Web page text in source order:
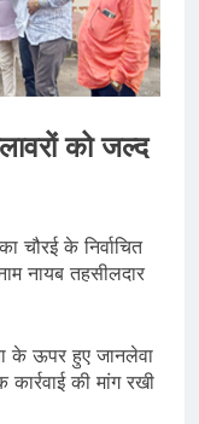
को जल्द
चौरई के निर्वाचित
नायब तहसीलदार
के ऊपर हुए जानलेवा
की मांग रखी